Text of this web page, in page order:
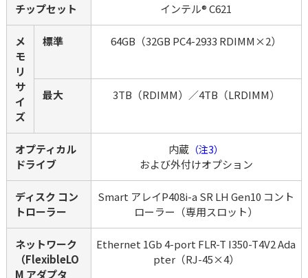
チップセット インテル® C621
メ
モ
リ
サ
イ
ズ
標準 64GB（32GB PC4-2933 RDIMM×2）
最大 3TB（RDIMM）／4TB（LRDIMM）
オプティカル
ドライブ
内蔵 （注3）
および外付けオプション
ディスク コン
トローラー
Smart アレイP408i-a SR LH Gen10 コント
ローラー（専用スロット）
ネットワーク
（FlexibleLO
M アダプタ
Ethernet 1Gb 4-port FLR-T I350-T4V2 Ada
pter（RJ-45×4）